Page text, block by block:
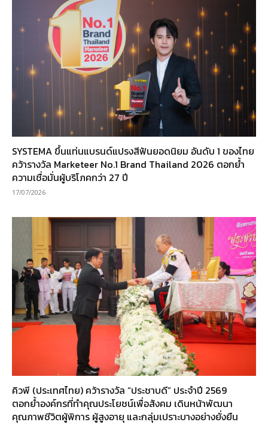
SYSTEMA ขึ้นแท่นแบรนด์แปรงสีฟันยอดนิยม อันดับ 1 ของไทย
คว้ารางวัล Marketeer No.1 Brand Thailand 2026 ตอกย้ำ
ความเชื่อมั่นผู้บริโภคกว่า 27 ปี
17/07/2026
คิวพี (ประเทศไทย) คว้ารางวัล “ประชาบดี” ประจำปี 2569
ตอกย้ำองค์กรที่ทำคุณประโยชน์เพื่อสังคม เดินหน้าพัฒนา
คุณภาพชีวิตผู้พิการ ผู้สูงอายุ และกลุ่มเปราะบางอย่างยั่งยืน